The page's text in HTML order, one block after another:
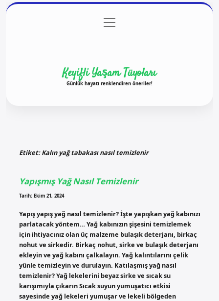
Gizlilik Politikası
menüyü
aç
Keyifli Yaşam Tüyoları
Günlük hayatı renklendiren öneriler!
Etiket:Kalın yağ tabakası nasıl temizlenir
Yapışmış Yağ Nasıl Temizlenir
Tarih: Ekim 21, 2024
Yapış yapış yağ nasıl temizlenir? İşte yapışkan yağ kabınızı
parlatacak yöntem… Yağ kabınızın şişesini temizlemek
için ihtiyacınız olan üç malzeme bulaşık deterjanı, birkaç
nohut ve sirkedir. Birkaç nohut, sirke ve bulaşık deterjanı
ekleyin ve yağ kabını çalkalayın. Yağ kalıntılarını çelik
yünle temizleyin ve durulayın. Katılaşmış yağ nasıl
temizlenir? Yağ lekelerini beyaz sirke ve sıcak su
karışımıyla çıkarın Sıcak suyun yumuşatıcı etkisi
sayesinde yağ lekeleri yumuşar ve lekeli bölgeden